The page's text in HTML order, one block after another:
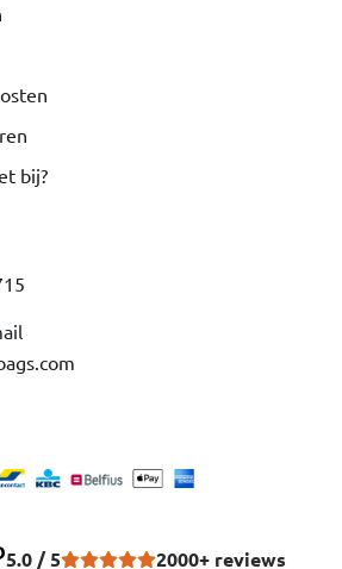
bij?
5.0 / 5 2000+ reviews